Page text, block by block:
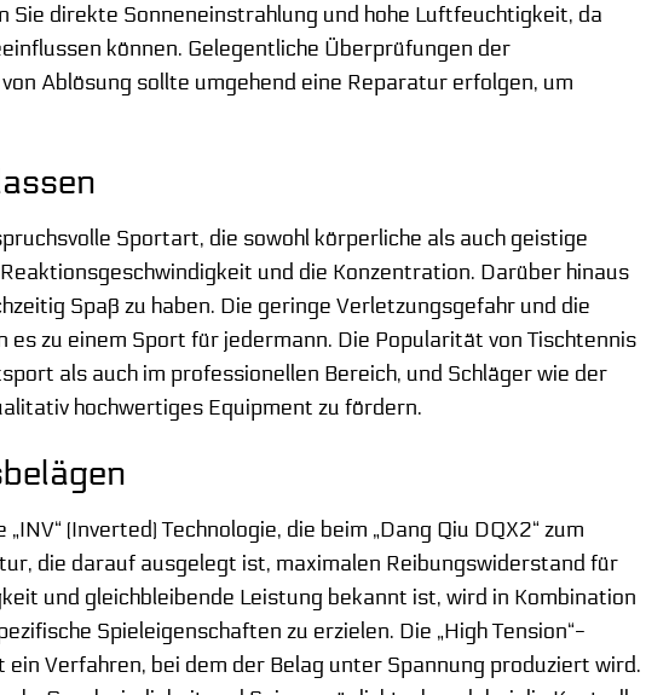
direkte Sonneneinstrahlung und hohe Luftfeuchtigkeit, da
können. Gelegentliche Überprüfungen der
Ablösung sollte umgehend eine Reparatur erfolgen, um
Sportart, die sowohl körperliche als auch geistige
und die Konzentration. Darüber hinaus
Spaß zu haben. Die geringe Verletzungsgefahr und die
es zu einem Sport für jedermann. Die Popularität von Tischtennis
als auch im professionellen Bereich, und Schläger wie der
hochwertiges Equipment zu fördern.
(Inverted) Technologie, die beim „Dang Qiu DQX2“ zum
die darauf ausgelegt ist, maximalen Reibungswiderstand für
und gleichbleibende Leistung bekannt ist, wird in Kombination
Spieleigenschaften zu erzielen. Die „High Tension“-
Verfahren, bei dem der Belag unter Spannung produziert wird.